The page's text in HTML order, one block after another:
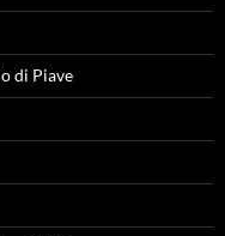
di Piave